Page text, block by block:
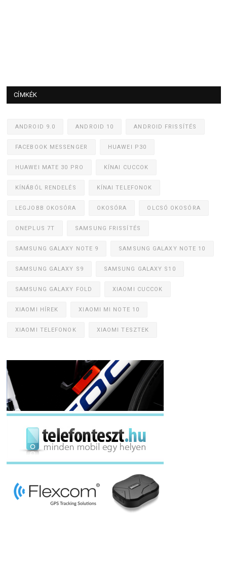
CÍMKÉK
ANDROID 9.0 ANDROID 10 ANDROID FRISSÍTÉS
FACEBOOK MESSENGER HUAWEI P30
HUAWEI MATE 30 PRO KÍNAI CUCCOK
KÍNÁBÓL RENDELÉS KÍNAI TELEFONOK
LEGJOBB OKOSÓRA OKOSÓRA OLCSÓ OKOSÓRA
ONEPLUS 7T SAMSUNG FRISSÍTÉS
SAMSUNG GALAXY NOTE 9 SAMSUNG GALAXY NOTE 10
SAMSUNG GALAXY S9 SAMSUNG GALAXY S10
SAMSUNG GALAXY FOLD XIAOMI CUCCOK
XIAOMI HÍREK XIAOMI MI NOTE 10
XIAOMI TELEFONOK XIAOMI TESZTEK